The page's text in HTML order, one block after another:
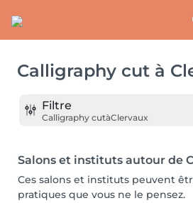
Calligraphy cut à
Filtre
Calligraphy cutàClervaux
Salons et instituts autour de
Ces salons et instituts peuvent
pratiques que vous ne le pensez.